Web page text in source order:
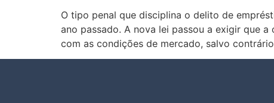
O tipo penal que disciplina o delito de
ano passado. A nova lei passou a exigir que
com as condições de mercado, salvo